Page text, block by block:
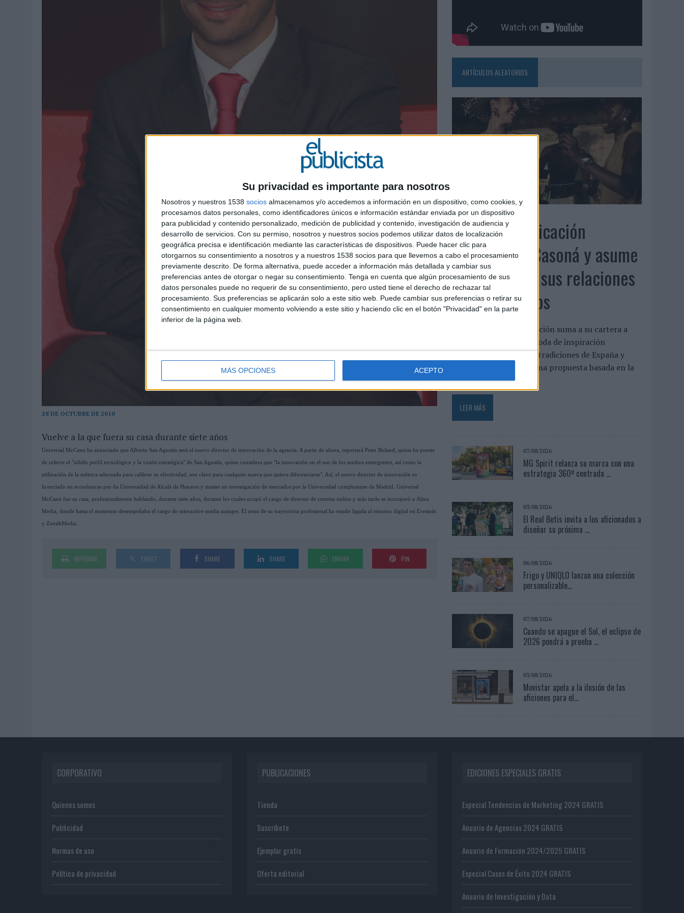
Su privacidad es importante para nosotros
Nosotros y nuestros 1538 socios almacenamos y/o accedemos a información en un dispositivo, como cookies, y
procesamos datos personales, como identificadores únicos e información estándar enviada por un dispositivo
para publicidad y contenido personalizado, medición de publicidad y contenido, investigación de audiencia y
desarrollo de servicios. Con su permiso, nosotros y nuestros socios podemos utilizar datos de localización
geográfica precisa e identificación mediante las características de dispositivos. Puede hacer clic para
otorgarnos su consentimiento a nosotros y a nuestros 1538 socios para que llevemos a cabo el procesamiento
previamente descrito. De forma alternativa, puede acceder a información más detallada y cambiar sus
preferencias antes de otorgar o negar su consentimiento. Tenga en cuenta que algún procesamiento de sus
datos personales puede no requerir de su consentimiento, pero usted tiene el derecho de rechazar tal
procesamiento. Sus preferencias se aplicarán solo a este sitio web. Puede cambiar sus preferencias o retirar su
consentimiento en cualquier momento volviendo a este sitio y haciendo clic en el botón "Privacidad" en la parte
inferior de la página web.
MÁS OPCIONES ACEPTO
‘ALEXIA PUTELLAS X GALAXY Z FOLD8 – SIN LÍMITES’, DE CHEIL SPAIN PARA SAMSUNG ELECTRONICS IBERIA
28 DE OCTUBRE DE 2010
Vuelve a la que fuera su casa durante siete años
Universal McCann ha anunciado que Alberto San Agustín será el nuevo director de innovación de la agencia. A partir de ahora, reportará Peter Boland, quien ha puesto
de relieve el "sólido perfil tecnológico y la visión estratégica" de San Agustín, quien considera que "la innovación en el uso de los medios emergentes, así como la
utilización de la métrica adecuada para calibrar su efectividad, son clave para cualquier marca que quiera diferenciarse". Así, el nuevo director de innovación es
licenciado en económicas por ña Universidad de Alcalá de Henares y master en investigación de mercados por la Universidad complutense de Madrid. Universal
McCann fue su casa, profesionalmente hablando, durante siete años, durante los cuales ocupó el cargo de director de cuentas online y más tarde se incorporó a Alma
Media, donde hasta el momento desempeñaba el cargo de interactive media manger. El resto de su trayectoria profesional ha estado ligada al entorno digital en Eresmás
y ZenithMedia.
IMPRIMIR TWEET SHARE SHARE ENVIAR PIN
ARTÍCULOS ALEATORIOS
05/08/2026
Fabra Comunicación
incorpora a Casoná y asume
la gestión de sus relaciones
con los medios
La agencia de comunicación suma a su cartera a
Casoná, una firma de moda de inspiración
resortwear que une las tradiciones de España y
Venezuela a través de una propuesta basada en la
artesanía, el...
LEER MÁS
07/08/2026
MG Spirit relanza su marca con una
estrategia 360º centrada ...
03/08/2026
El Real Betis invita a los aficionados a
diseñar su próxima ...
06/08/2026
Frigo y UNIQLO lanzan una colección
personalizable...
07/08/2026
Cuando se apague el Sol, el eclipse de
2026 pondrá a prueba ...
03/08/2026
Movistar apela a la ilusión de las
aficiones para el...
CORPORATIVO
Quienes somos
Publicidad
Normas de uso
Política de privacidad
PUBLICACIONES
Tienda
Suscríbete
Ejemplar gratis
Oferta editorial
EDICIONES ESPECIALES GRATIS
Especial Tendencias de Marketing 2024 GRATIS
Anuario de Agencias 2024 GRATIS
Anuario de Formación 2024/2025 GRATIS
Especial Casos de Éxito 2024 GRATIS
Anuario de Investigación y Data